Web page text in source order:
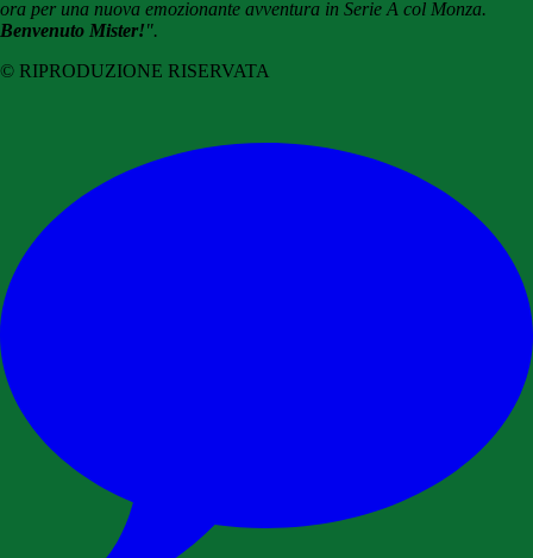
ora per una nuova emozionante avventura in Serie A col Monza.
Benvenuto Mister!".
© RIPRODUZIONE RISERVATA